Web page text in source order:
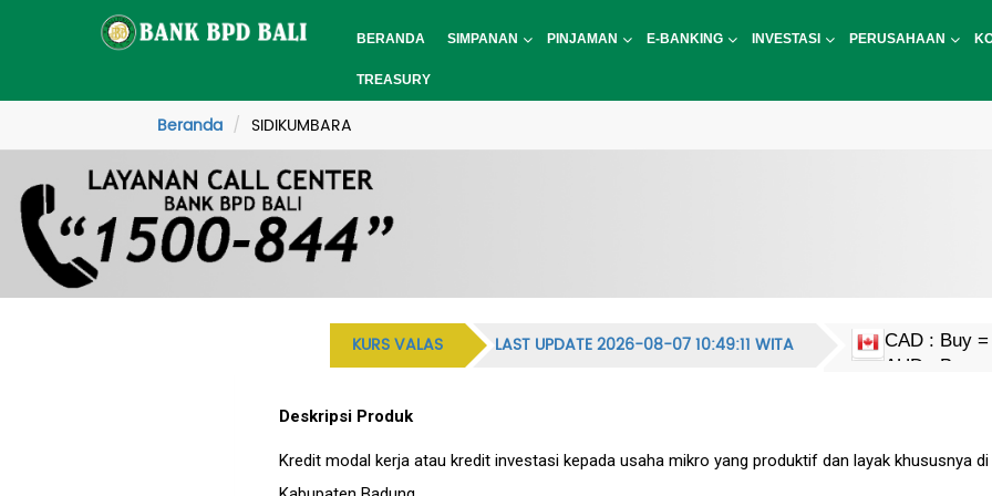
BERANDA SIMPANAN PINJAMAN E-BANKING INVESTASI PERUSAHAAN
TREASURY
Beranda SIDIKUMBARA
KURS VALAS LAST UPDATE 2026-08-07 10:49:11 WITA
CAD : Buy
Deskripsi Produk
Kredit modal kerja atau kredit investasi kepada usaha mikro yang produktif dan layak khususnya di